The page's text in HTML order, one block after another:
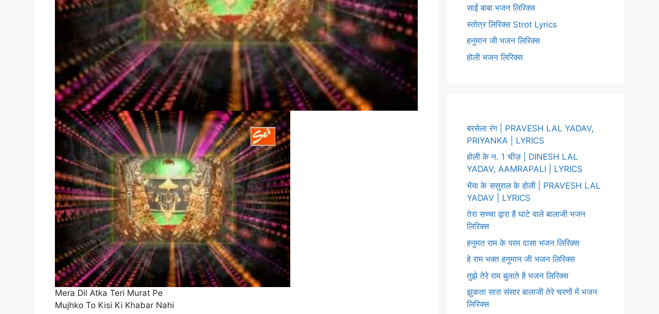
Mera Dil Atka Teri Murat Pe
Mujhko To Kisi Ki Khabar Nahi
साईं बाबा भजन लिरिक्स
स्तोत्र लिरिक्स Strot Lyrics
हनुमान जी भजन लिरिक्स
होली भजन लिरिक्स
बरसेला रंग | PRAVESH LAL YADAV,
PRIYANKA | LYRICS
होली के न. 1 चीज़ | DINESH LAL
YADAV, AAMRAPALI | LYRICS
भैया के ससुराल के होली | PRAVESH LAL
YADAV | LYRICS
तेरा सच्चा द्वारा है घाटे वाले बालाजी भजन
लिरिक्स
हनुमत राम के परम दासा भजन लिरिक्स
हे राम भक्त हनुमान जी भजन लिरिक्स
तुझे तेरे राम बुलाते है भजन लिरिक्स
झुकता सारा संसार बालाजी तेरे चरणों में भजन
लिरिक्स